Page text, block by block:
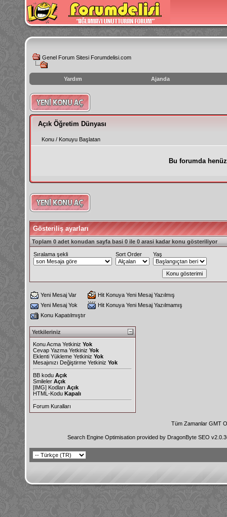
Genel Forum Sitesi Forumdelisi.com
Yardım Ajanda
instagram
izlenme
hilesi
Açık Öğretim Dünyası
Konu / Konuyu Başlatan
Bu forumda
Gösteriliş ayarları
Toplam 0 adet konudan sayfa basi 0 ile 0 arasi kadar konu gösteriliyor
Sıralama şekli Sort Order Yaş
Yeni Mesaj Var
Hit Konuya Yeni Mesaj Yazılmış
Yeni Mesaj Yok
Hit Konuya Yeni Mesaj Yazılmamış
Konu Kapatılmıştır
Yetkileriniz
Konu Acma Yetkiniz Yok
Cevap Yazma Yetkiniz Yok
Eklenti Yükleme Yetkiniz Yok
Mesajınızı Değiştirme Yetkiniz Yok
BB kodu Açık
Smileler Açık
[IMG] Kodları Açık
HTML-Kodu Kapalı
Forum Kuralları
Tüm Zamanlar GMT
Search Engine Optimisation provided by DragonByte SEO